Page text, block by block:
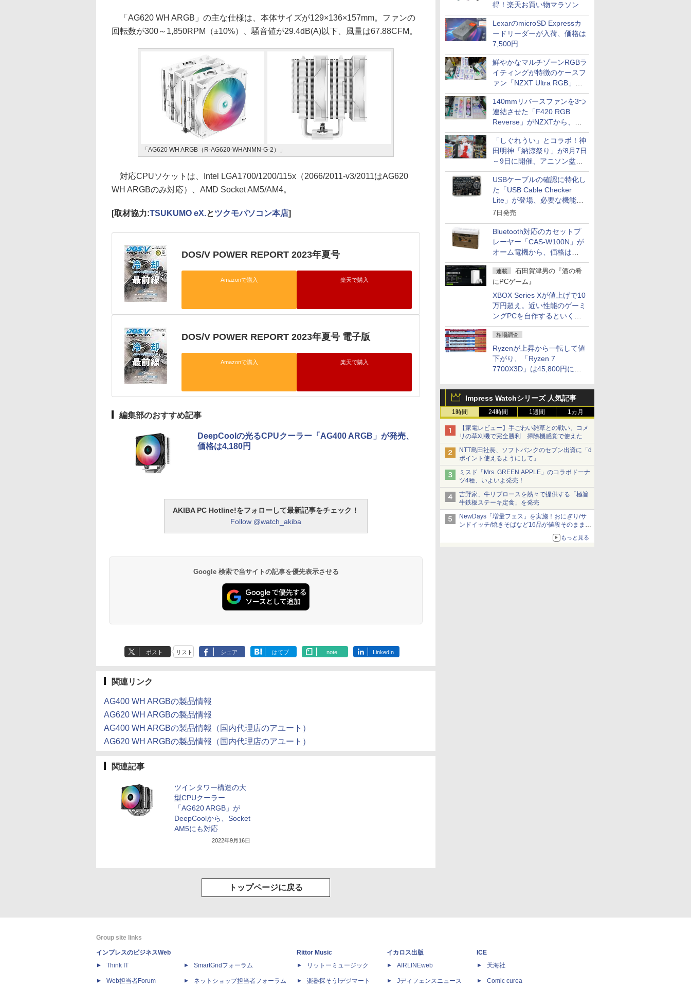
得！楽天お買い物マラソン
LexarのmicroSD Expressカ
ードリーダーが入荷、価格は
7,500円
鮮やかなマルチゾーンRGBラ
イティングが特徴のケースフ
ァン「NZXT Ultra RGB」が
発売、計8製品
140mmリバースファンを3つ
連結させた「F420 RGB
Reverse」がNZXTから、単
一フレーム採用
「しぐれうい」とコラボ！神
田明神「納涼祭り」が8月7日
～9日に開催、アニソン盆踊
りや屋台グルメなどもあり
USBケーブルの確認に特化し
た「USB Cable Checker
Lite」が登場、必要な機能を
凝縮しコンパクトに
7日発売
Bluetooth対応のカセットプ
レーヤー「CAS-W100N」が
オーム電機から、価格は
5,940円
連載
石田賀津男の『酒の肴
にPCゲーム』
XBOX Series Xが値上げで10
万円超え。近い性能のゲーミ
ングPCを自作するといくら
になる？
相場調査
Ryzenが上昇から一転して値
下がり、「Ryzen 7
7700X3D」は45,800円に急
との価格逆転解消 [8月前半の
CPU価格]
Impress Watchシリーズ 人気記事
1時間 24時間 1週間 1カ月
【家電レビュー】手ごわい雑草との戦い、コメ
リの草刈機で完全勝利 掃除機感覚で使えた
NTT島田社長、ソフトバンクのセブン出資に「d
ポイント使えるようにして」
ミスド「Mrs. GREEN APPLE」のコラボドーナ
ツ4種、いよいよ発売！
吉野家、牛リブロースを熱々で提供する「極旨
牛鉄板ステーキ定食」を発売
NewDays「増量フェス」を実施！おにぎり/サ
ンドイッチ/焼きそばなど16品が値段そのままで
もっと見る
「AG620 WH ARGB」の主な仕様は、本体サイズが129×136×157mm。ファンの
回転数が300～1,850RPM（±10%）、騒音値が29.4dB(A)以下、風量は67.88CFM。
「AG620 WH ARGB（R-AG620-WHANMN-G-2）」
対応CPUソケットは、Intel LGA1700/1200/115x（2066/2011-v3/2011はAG620
WH ARGBのみ対応）、AMD Socket AM5/AM4。
[取材協力:TSUKUMO eX.とツクモパソコン本店]
DOS/V POWER REPORT 2023年夏号
Amazonで購入 楽天で購入
DOS/V POWER REPORT 2023年夏号 電子版
Amazonで購入 楽天で購入
編集部のおすすめ記事
DeepCoolの光るCPUクーラー「AG400 ARGB」が発売、
価格は4,180円
AKIBA PC Hotline!をフォローして最新記事をチェック！
Follow @watch_akiba
Google 検索で当サイトの記事を優先表示させる
ポスト リスト シェア はてブ note LinkedIn
関連リンク
AG400 WH ARGBの製品情報
AG620 WH ARGBの製品情報
AG400 WH ARGBの製品情報（国内代理店のアユート）
AG620 WH ARGBの製品情報（国内代理店のアユート）
関連記事
ツインタワー構造の大
型CPUクーラー
「AG620 ARGB」が
DeepCoolから、Socket
AM5にも対応
2022年9月16日
トップページに戻る
Group site links
インプレスのビジネスWeb
Think IT
Web担当者Forum
SmartGridフォーラム
ネットショップ担当者フォーラム
Rittor Music
リットーミュージック
楽器探そう!デジマート
イカロス出版
AIRLINEweb
Jディフェンスニュース
ICE
天海社
Comic curea